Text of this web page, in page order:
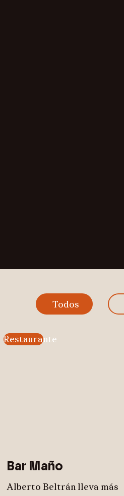
Todos
Bar Maño
Alberto Beltrán lleva más
Restaurante